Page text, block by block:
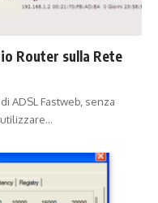
Router sulla Rete
ADSL Fastweb, senza